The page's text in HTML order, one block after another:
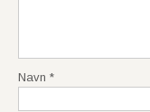
i
o
Navn *